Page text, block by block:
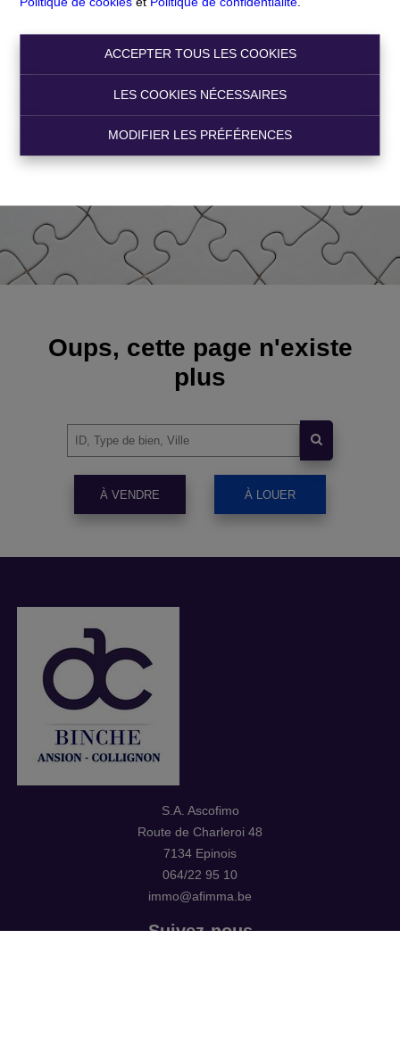
ACCEPTER TOUS LES COOKIES
LES COOKIES NÉCESSAIRES
MODIFIER LES PRÉFÉRENCES
Oups, cette page n'existe
plus
À VENDRE À LOUER
S.A. Ascofimo
Route de Charleroi 48
7134 Epinois
064/22 95 10
immo@afimma.be
Suivez-nous